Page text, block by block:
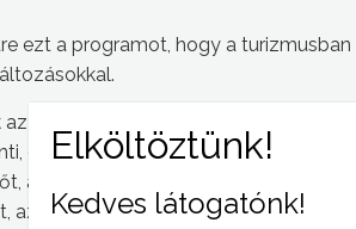
ezt a programot, hogy a
általános forgalmi adóban, ami főleg
és ezért gondolta azt az
aki ezekről a változásokról tart egy
az alapvető célunk az, hogy a
Kedves látogatónk!